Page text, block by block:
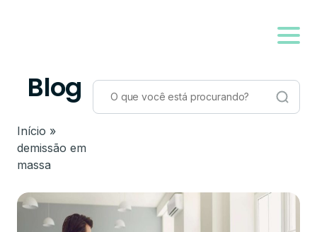
Blog
Início »
demissão em
massa